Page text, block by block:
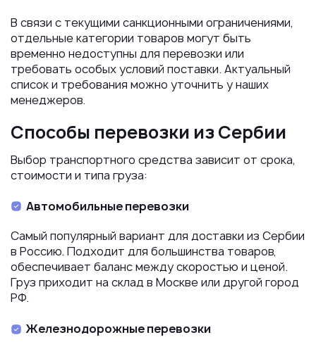
В связи с текущими санкционными ограничениями,
отдельные категории товаров могут быть
временно недоступны для перевозки или
требовать особых условий поставки. Актуальный
список и требования можно уточнить у наших
менеджеров.
Способы перевозки из Сербии
Выбор транспортного средства зависит от срока,
стоимости и типа груза:
Автомобильные перевозки
Самый популярный вариант для доставки из Сербии
в Россию. Подходит для большинства товаров,
обеспечивает баланс между скоростью и ценой.
Груз приходит на склад в Москве или другой город
РФ.
Железнодорожные перевозки